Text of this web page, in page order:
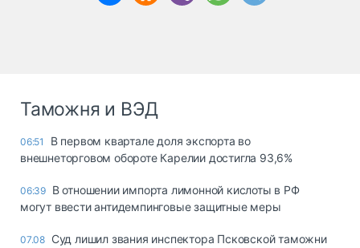
Таможня и ВЭД
06:51
В первом квартале доля экспорта во
внешнеторговом обороте Карелии достигла 93,6%
06:39 В отношении импорта лимонной кислоты в РФ
могут ввести антидемпинговые защитные меры
07.08 Суд лишил звания инспектора Псковской таможни